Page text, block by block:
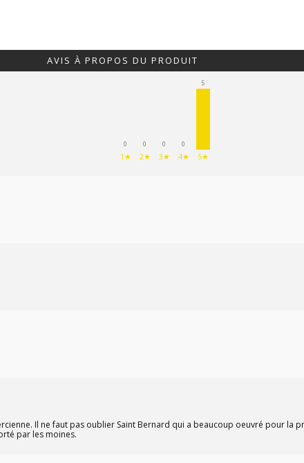
AVIS À PROPOS DU PRODUIT
0
1★
0
2★
0
3★
0
4★
5
5★
Il ne faut pas oublier Saint Bernard qui a beaucoup oeuvré pour la
par les moines.